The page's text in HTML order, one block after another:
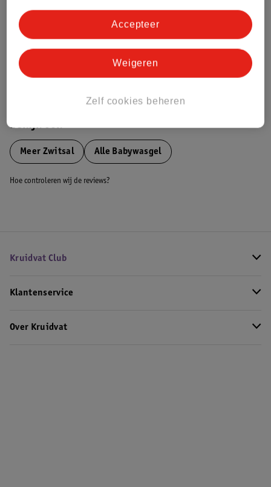
Impact Score.
Meer informatie
Bestel & Bezorginformatie
Bekijk ook
Meer Zwitsal Alle Babywasgel
Hoe controleren wij de reviews?
Kruidvat Club
Klantenservice
Over Kruidvat
Zelf cookies beheren
Weigeren
Accepteer